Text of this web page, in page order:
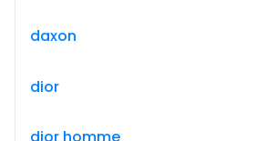
daxon
dior